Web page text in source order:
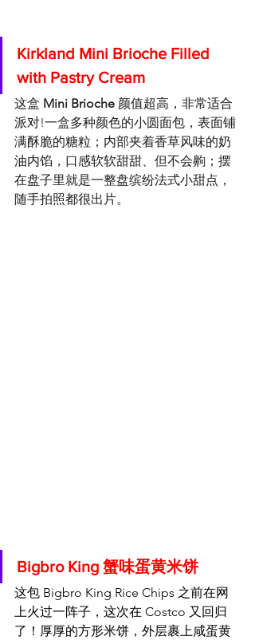
Kirkland Mini Brioche Filled
with Pastry Cream
这盒 Mini Brioche 颜值超高，非常适合
派对!一盒多种颜色的小圆面包，表面铺
满酥脆的糖粒；内部夹着香草风味的奶
油内馅，口感软软甜甜、但不会齁；摆
在盘子里就是一整盘缤纷法式小甜点，
随手拍照都很出片。
Bigbro King 蟹味蛋黄米饼
这包 Bigbro King Rice Chips 之前在网
上火过一阵子，这次在 Costco 又回归
了！厚厚的方形米饼，外层裹上咸蛋黄